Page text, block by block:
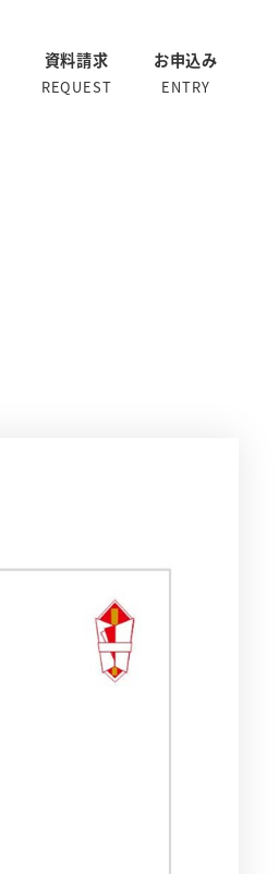
資料請求
REQUEST
お申込み
ENTRY